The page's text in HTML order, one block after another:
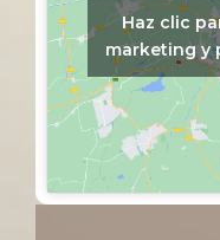
Haz clic
marketing y